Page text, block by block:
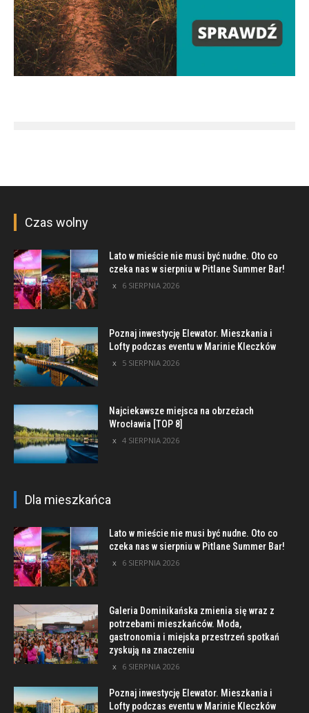
Czas wolny
Lato w mieście nie musi być nudne. Oto co
czeka nas w sierpniu w Pitlane Summer Bar!
6 SIERPNIA 2026
Poznaj inwestycję Elewator. Mieszkania i
Lofty podczas eventu w Marinie Kleczków
5 SIERPNIA 2026
Najciekawsze miejsca na obrzeżach
Wrocławia [TOP 8]
4 SIERPNIA 2026
Dla mieszkańca
Lato w mieście nie musi być nudne. Oto co
czeka nas w sierpniu w Pitlane Summer Bar!
6 SIERPNIA 2026
Galeria Dominikańska zmienia się wraz z
potrzebami mieszkańców. Moda,
gastronomia i miejska przestrzeń spotkań
zyskują na znaczeniu
6 SIERPNIA 2026
Poznaj inwestycję Elewator. Mieszkania i
Lofty podczas eventu w Marinie Kleczków